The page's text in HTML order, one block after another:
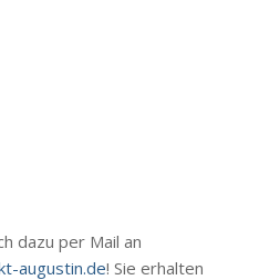
dazu per Mail an
augustin.de! Sie erhalten